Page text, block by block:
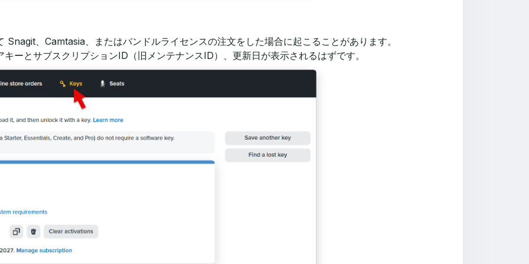
、Camtasia、またはバンドルライセンスの注文をした場合に起こることがあります。
ーとサブスクリプションID（旧メンテナンスID）、更新日が表示されるはずです。